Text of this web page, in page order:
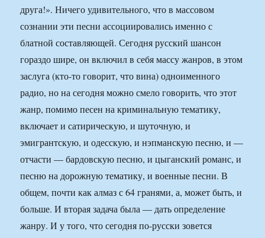
друга!». Ничего удивительного, что в массовом
сознании эти песни ассоциировались именно с
блатной составляющей. Сегодня русский шансон
гораздо шире, он включил в себя массу жанров, в этом
заслуга (кто-то говорит, что вина) одноименного
радио, но на сегодня можно смело говорить, что этот
жанр, помимо песен на криминальную тематику,
включает и сатирическую, и шуточную, и
эмигрантскую, и одесскую, и нэпманскую песню, и —
отчасти — бардовскую песню, и цыганский романс, и
песню на дорожную тематику, и военные песни. В
общем, почти как алмаз с 64 гранями, а, может быть, и
больше. И вторая задача была — дать определение
жанру. И у того, что сегодня по-русски зовется